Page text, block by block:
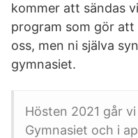
kommer att sändas
program som gör att
oss, men ni själva
gymnasiet.
Hösten 2021 går
Gymnasiet och i